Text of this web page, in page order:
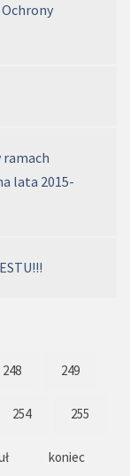
lata 2015-
248 249
254 255
koniec